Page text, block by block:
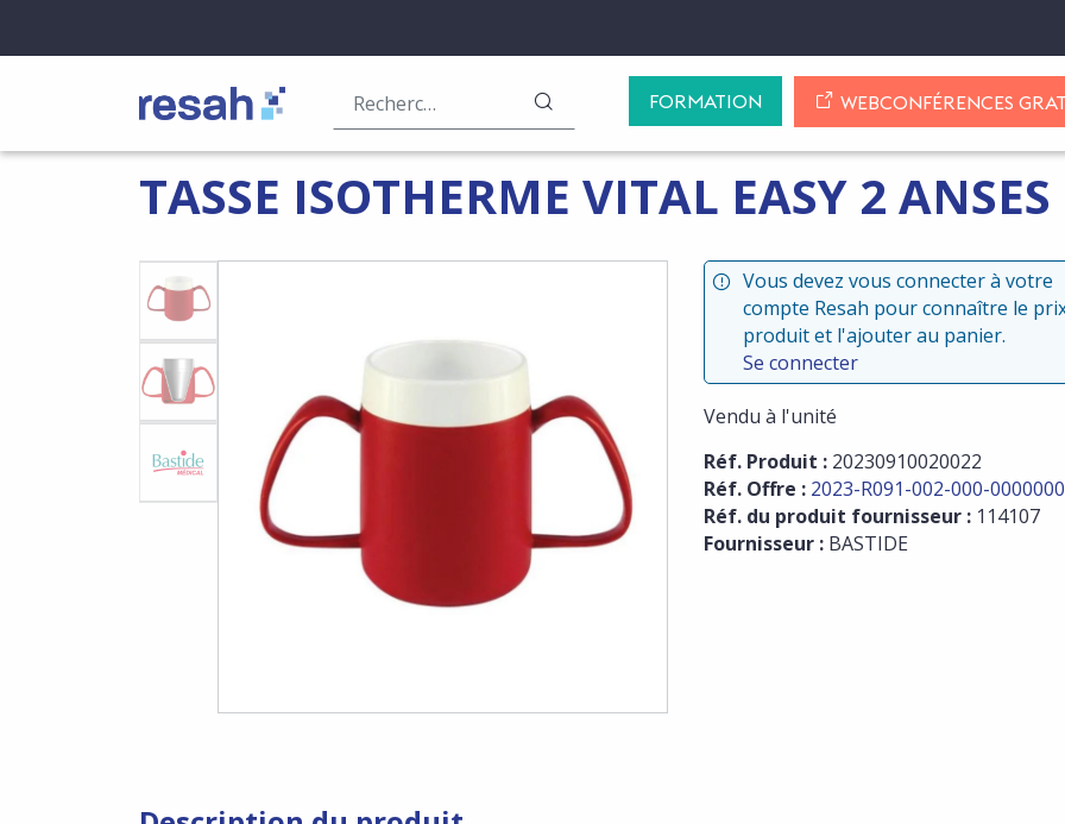
Logo Resah LANCER LA RECHERCHE
FORMATION WEBCONFÉRENCES
TASSE ISOTHERME VITAL EASY 2 ANSES
Vous devez vous connecter à votre
compte Resah pour connaître le
produit et l'ajouter au panier.
Se connecter
Vendu à l'unité
Réf. Produit : 20230910020022
Réf. Offre : 2023-R091-002-000-0000000
Réf. du produit fournisseur : 114107
Fournisseur : BASTIDE